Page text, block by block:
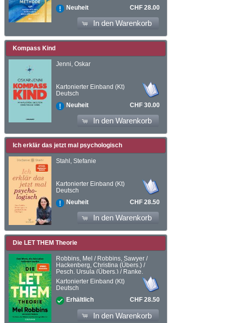
Neuheit
CHF 28.00
In den Warenkorb
Kompass Kind
Jenni, Oskar
Kartonierter Einband (Kt)
Deutsch
Neuheit
CHF 30.00
In den Warenkorb
Ich erklär das jetzt mal psychologisch
Stahl, Stefanie
Kartonierter Einband (Kt)
Deutsch
Neuheit
CHF 28.50
In den Warenkorb
Die LET THEM Theorie
Robbins, Mel / Robbins, Sawyer /
Hackenberg, Christina (Übers.) /
Pesch, Ursula (Übers.) / Ranke,
Elsbeth (Übers.)
Kartonierter Einband (Kt)
Deutsch
Erhältlich
CHF 28.50
In den Warenkorb